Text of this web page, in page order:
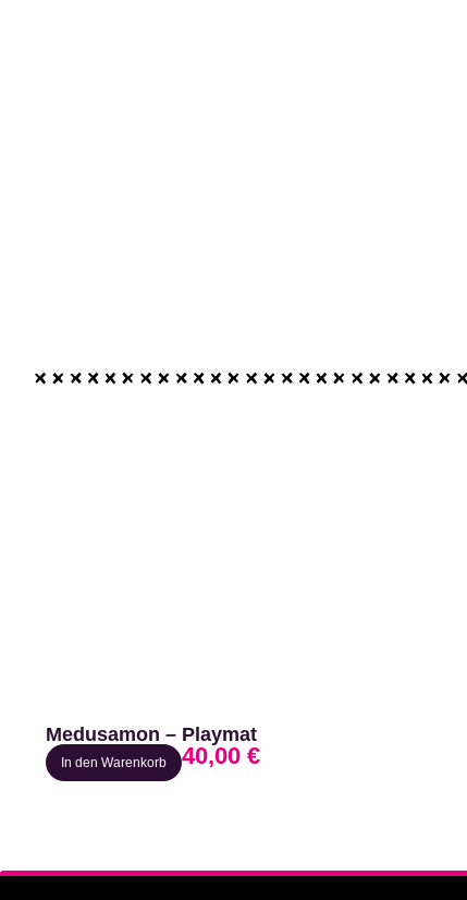
Medusamon – Playmat
In den Warenkorb 40,00 €